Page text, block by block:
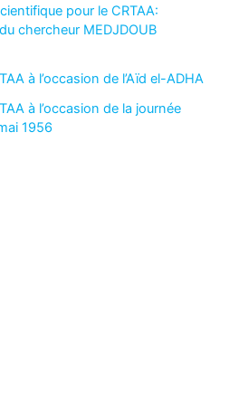
pour le CRTAA:
chercheur MEDJDOUB
à l’occasion de l’Aïd el-ADHA
à l’occasion de la journée
1956